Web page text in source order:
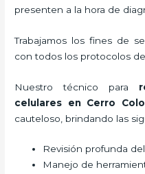
presenten a la hora de
Trabajamos los fines de
con todos los protocolos
Nuestro técnico para
celulares en Cerro
cauteloso, brindando las
Revisión profunda
Manejo de